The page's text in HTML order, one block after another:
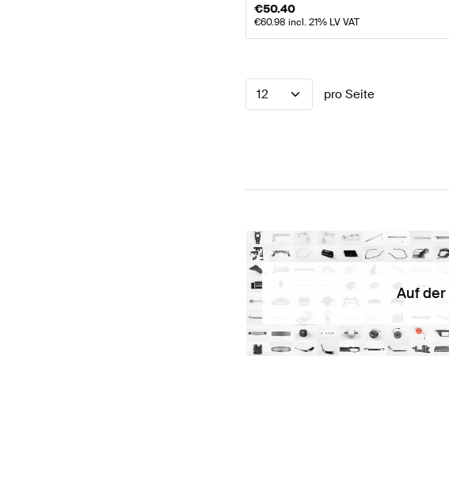
€50.40
€60.98 incl. 21% LV VAT
12 pro Seite
Auf